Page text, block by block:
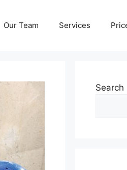
Our Team Services
Search